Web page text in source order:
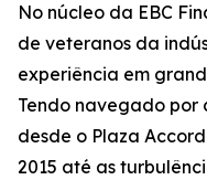
No núcleo da EBC
de veteranos da
experiência em
Tendo navegado por
desde o Plaza
2015 até as